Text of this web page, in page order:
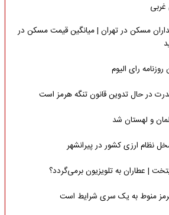
مسکن در تهران | میانگین قیمت مسکن در
رای الیوم
در حال تدوین قانون تنگه هرمز است
و لهستان شد
نظام ارزی کشور در پیرانشهر
| عطاران به تلویزیون برمی‌گردد؟
منوط به یک سری شرایط است